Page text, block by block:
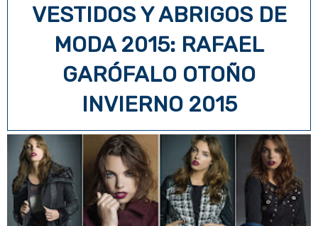
VESTIDOS Y ABRIGOS DE
MODA 2015: RAFAEL
GARÓFALO OTOÑO
INVIERNO 2015